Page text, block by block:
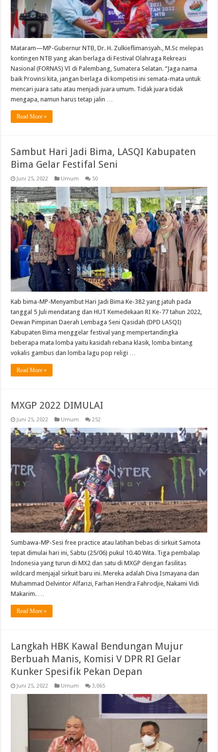
Mataram—MP-Gubernur NTB, Dr. H. Zulkieflimansyah., M.Sc melepas
kontingen NTB yang akan berlaga di Festival Olahraga Rekreasi
Nasional (FORNAS) VI di Palembang, Sumatera Selatan. “Jaga nama
baik Provinsi kita, jangan berlaga di kompetisi ini semata-mata untuk
mencari juara satu atau menjadi juara umum. Tidak juara tidak
mengapa, namun harus tetap jalin …
Read More »
Sambut Hari Jadi Bima, LASQI Kabupaten
Bima Gelar Festifal Seni
Juni 25, 2022 Umum 50
Kab bima-MP-Menyambut Hari Jadi Bima Ke-382 yang jatuh pada
tanggal 5 Juli mendatang dan HUT Kemedekaan RI Ke-77 tahun 2022,
Dewan Pimpinan Daerah Lembaga Seni Qasidah (DPD LASQI)
Kabupaten Bima menggelar festival yang mempertandingka
beberapa mata lomba yaitu kasidah rebana klasik, lomba bintang
vokalis gambus dan lomba lagu pop religi …
Read More »
MXGP 2022 DIMULAI
Juni 25, 2022 Umum 252
Sumbawa-MP-Sesi free practice atau latihan bebas di sirkuit Samota
tepat dimulai hari ini, Sabtu (25/06) pukul 10.40 Wita. Tiga pembalap
Indonesia yang turun di MX2 dan satu di MXGP dengan fasilitas
wildcard menjajal sirkuit baru ini. Mereka adalah Diva Ismayana dan
Muhammad Delvintor Alfarizi, Farhan Hendra Fahrodjie, Nakami Vidi
Makarim. …
Read More »
Langkah HBK Kawal Bendungan Mujur
Berbuah Manis, Komisi V DPR RI Gelar
Kunker Spesifik Pekan Depan
Juni 25, 2022 Umum 3,065